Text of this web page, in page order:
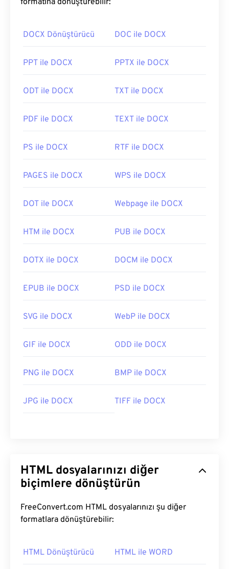
formatına dönüştürebilir:
DOCX Dönüştürücü DOC ile DOCX
PPT ile DOCX PPTX ile DOCX
ODT ile DOCX TXT ile DOCX
PDF ile DOCX TEXT ile DOCX
PS ile DOCX RTF ile DOCX
PAGES ile DOCX WPS ile DOCX
DOT ile DOCX Webpage ile DOCX
HTM ile DOCX PUB ile DOCX
DOTX ile DOCX DOCM ile DOCX
EPUB ile DOCX PSD ile DOCX
SVG ile DOCX WebP ile DOCX
GIF ile DOCX ODD ile DOCX
PNG ile DOCX BMP ile DOCX
JPG ile DOCX TIFF ile DOCX
HTML dosyalarınızı diğer
biçimlere dönüştürün
FreeConvert.com HTML dosyalarınızı şu diğer
formatlara dönüştürebilir:
HTML Dönüştürücü HTML ile WORD